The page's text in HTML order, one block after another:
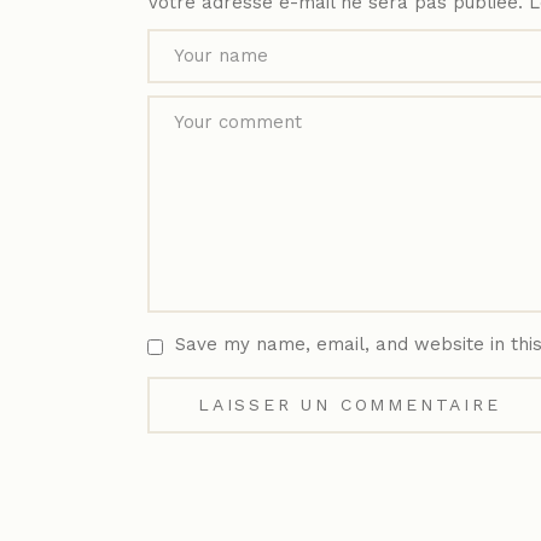
Save my name, email, and website in